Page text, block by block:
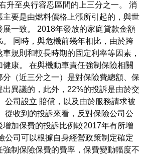
升至央行容忍區間的上三分之一。 消
主要是由燃料價格上漲所引起的，與世
一致。 2018年發放的家庭貸款金額
。 同時，與危機前幾年相比，由於跨
規則和較長時期的固定利率等因素，
康。 在與機動車責任強制保險相關
分（近三分之一）是對保險費總額、保
出異議的，此外，22%的投訴是由於交
公司設立 賠償，以及由於服務請求被
從收到的投訴來看，反對保險公司公
加保費的投訴比例較2017年有所增
公司可以根據自身經營政策制定確定
制保險保費的費率，保費變動幅度不